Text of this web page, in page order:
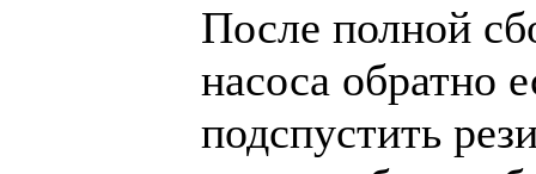
После полной
насоса обратно
подспустить